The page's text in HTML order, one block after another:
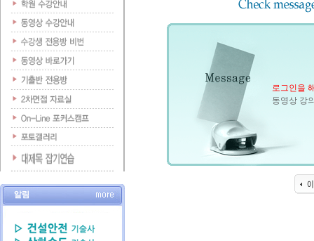
로그인을
동영상 강